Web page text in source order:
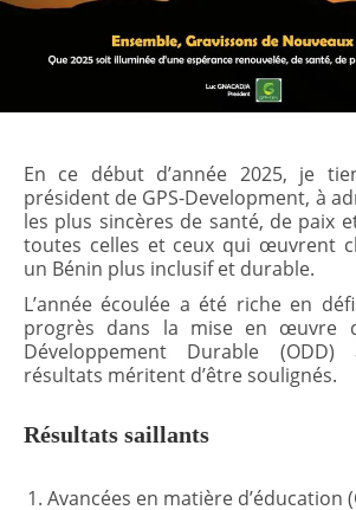
En ce début d’année 2025, je
président de GPS-Development, à
les plus sincères de santé, de paix
toutes celles et ceux qui œuvrent
un Bénin plus inclusif et durable.
L’année écoulée a été riche en
progrès dans la mise en œuvre
Développement Durable
résultats méritent d’être soulignés.
Résultats saillants
Avancées en matière d’éducation